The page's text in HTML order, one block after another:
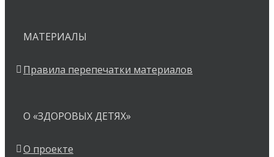
МАТЕРИАЛЫ
Правила перепечатки материалов
О «ЗДОРОВЫХ ДЕТЯХ»
О проекте